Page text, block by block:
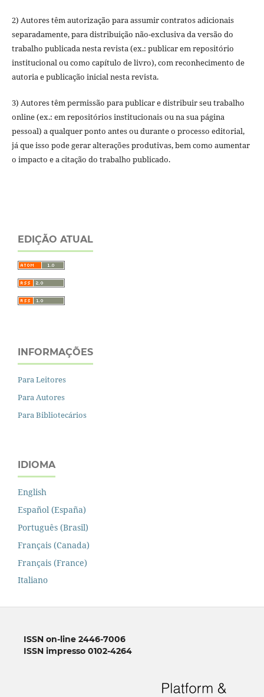
2) Autores têm autorização para assumir contratos adicionais
separadamente, para distribuição não-exclusiva da versão do
trabalho publicada nesta revista (ex.: publicar em repositório
institucional ou como capítulo de livro), com reconhecimento de
autoria e publicação inicial nesta revista.
3) Autores têm permissão para publicar e distribuir seu trabalho
online (ex.: em repositórios institucionais ou na sua página
pessoal) a qualquer ponto antes ou durante o processo editorial,
já que isso pode gerar alterações produtivas, bem como aumentar
o impacto e a citação do trabalho publicado.
EDIÇÃO ATUAL
INFORMAÇÕES
Para Leitores
Para Autores
Para Bibliotecários
IDIOMA
English
Español (España)
Português (Brasil)
Français (Canada)
Français (France)
Italiano
ISSN on-line 2446-7006
ISSN impresso 0102-4264